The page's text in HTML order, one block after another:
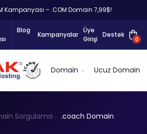
Kampanyası – .COM Domain 7,99$!
Blog
Kampanyalar
Üye
Girişi
Destek
0
Domain Ucuz Domain
Sorgulama .coach Domain